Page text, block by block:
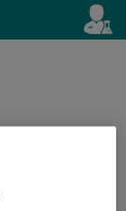
Active
en